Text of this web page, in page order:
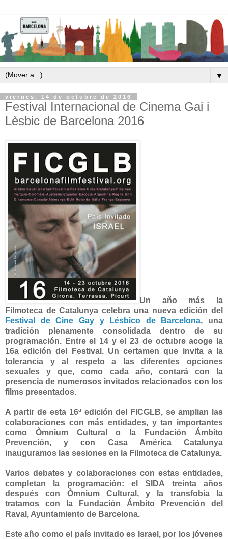
▼
viernes, 14 de octubre de 2016
Festival Internacional de Cinema Gai i
Lèsbic de Barcelona 2016
Un año más la
Filmoteca de Catalunya celebra una nueva edición del
Festival de Cine Gay y Lésbico de Barcelona, una
tradición plenamente consolidada dentro de su
programación. Entre el 14 y el 23 de octubre acoge la
16a edición del Festival. Un certamen que invita a la
tolerancia y al respeto a las diferentes opciones
sexuales y que, como cada año, contará con la
presencia de numerosos invitados relacionados con los
films presentados.
A partir de esta 16ª edición del FICGLB, se amplian las
colaboraciones con más entidades, y tan importantes
como Òmnium Cultural o la Fundación Ámbito
Prevención, y con Casa América Catalunya
inauguramos las sesiones en la Filmoteca de Catalunya.
Varios debates y colaboraciones con estas entidades,
completan la programación: el SIDA treinta años
después con Òmnium Cultural, y la transfobia la
tratamos con la Fundación Ámbito Prevención del
Raval, Ayuntamiento de Barcelona.
Este año como el país invitado es Israel, por los jóvenes